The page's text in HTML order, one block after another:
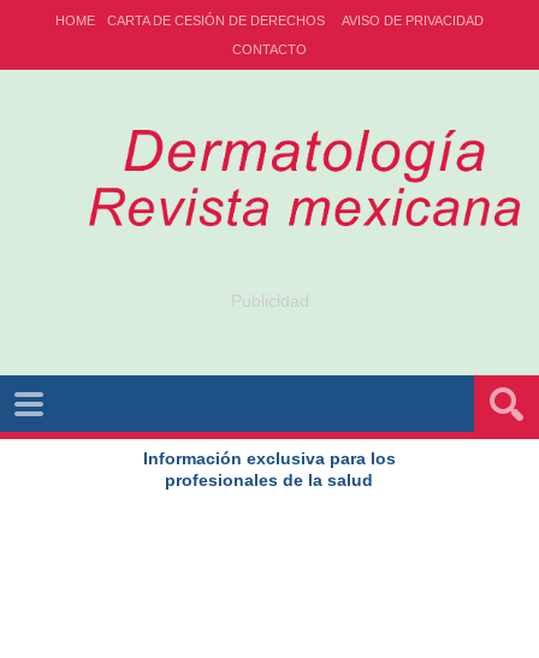
HOME CARTA DE CESIÓN DE DERECHOS
AVISO DE PRIVACIDAD
CONTACTO
Publicidad
Información exclusiva para los
profesionales de la salud